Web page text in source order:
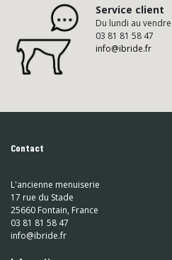
Service client
Du lundi au
03 81 81 58 47
info@ibride.fr
Contact
L'ancienne menuiserie
17 rue du Stade
25660 Fontain, France
03 81 81 58 47
info@ibride.fr